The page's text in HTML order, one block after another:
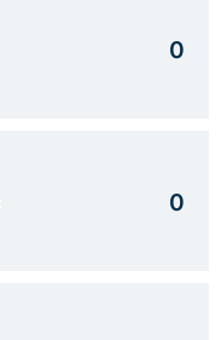
0
0